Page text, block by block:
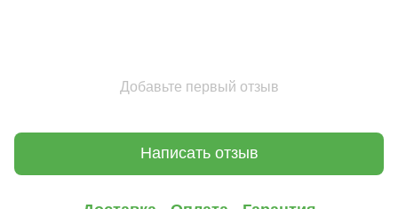
Добавьте первый отзыв
Написать отзыв